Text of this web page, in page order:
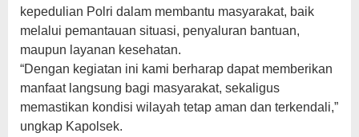
kepedulian Polri dalam membantu masyarakat, baik
melalui pemantauan situasi, penyaluran bantuan,
maupun layanan kesehatan.
“Dengan kegiatan ini kami berharap dapat memberikan
manfaat langsung bagi masyarakat, sekaligus
memastikan kondisi wilayah tetap aman dan terkendali,”
ungkap Kapolsek.